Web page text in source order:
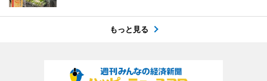
もっと見る